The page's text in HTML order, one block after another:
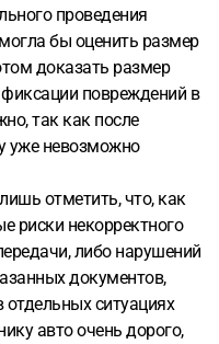
проведения
бы оценить размер
доказать размер
повреждений в
так как после
уже невозможно
отметить, что, как
риски некорректного
либо нарушений
документов,
ситуациях
авто очень дорого,